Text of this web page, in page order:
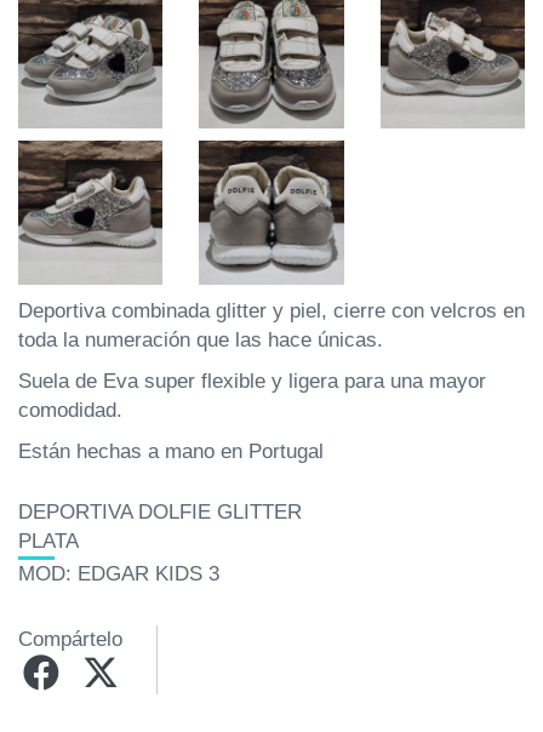
Deportiva combinada glitter y piel, cierre con velcros en
toda la numeración que las hace únicas.
Suela de Eva super flexible y ligera para una mayor
comodidad.
Están hechas a mano en Portugal
DEPORTIVA DOLFIE GLITTER
PLATA
MOD: EDGAR KIDS 3
Compártelo